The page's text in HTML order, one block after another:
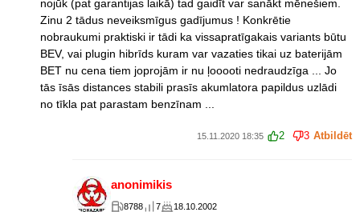
nojūk (pat garantijas laikā) tad gaidīt var sanākt mēnešiem.
Zinu 2 tādus neveiksmīgus gadījumus ! Konkrētie
nobraukumi praktiski ir tādi ka vissapratīgakais variants būtu
BEV, vai plugin hibrīds kuram var vazaties tikai uz baterijām
BET nu cena tiem joprojām ir nu ļooooti nedraudzīga ... Jo
tās īsās distances stabili prasīs akumlatora papildus uzlādi
no tīkla pat parastam benzīnam ...
15.11.2020 18:35 2 3 Atbildēt
anonimikis
8788 7 18.10.2002